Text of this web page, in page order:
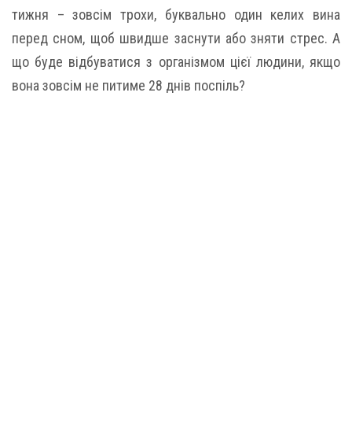
тижня – зовсім трохи, буквально один келих вина
перед сном, щоб швидше заснути або зняти стрес. А
що буде відбуватися з організмом цієї людини, якщо
вона зовсім не питиме 28 днів поспіль?